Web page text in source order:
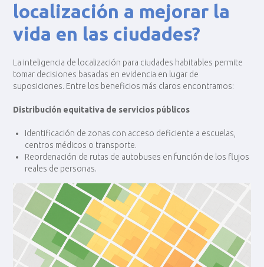
localización a mejorar la
vida en las ciudades?
La inteligencia de localización para ciudades habitables permite
tomar decisiones basadas en evidencia en lugar de
suposiciones. Entre los beneficios más claros encontramos:
Distribución equitativa de servicios públicos
Identificación de zonas con acceso deficiente a escuelas,
centros médicos o transporte.
Reordenación de rutas de autobuses en función de los flujos
reales de personas.